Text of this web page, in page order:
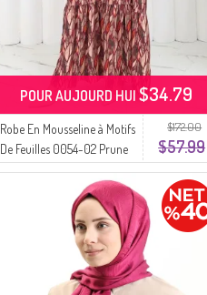
$172.00
$57.99
Robe En Mousseline à Motifs
De Feuilles 0054-02 Prune
POUR AUJOURD HUI$34.79